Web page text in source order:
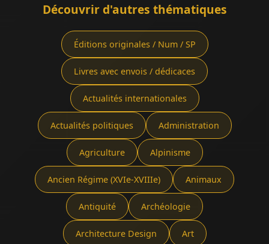
Découvrir d'autres thématiques
Éditions originales / Num / SP
Livres avec envois / dédicaces
Actualités internationales
Actualités politiques Administration
Agriculture Alpinisme
Ancien Régime (XVIe-XVIIIe) Animaux
Antiquité Archéologie
Architecture Design Art